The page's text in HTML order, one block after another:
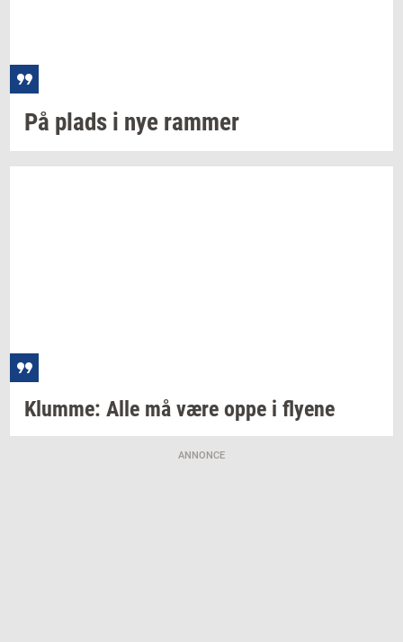
På plads i nye ram­mer
Klum­me: Alle må være oppe i fly­e­ne
ANNONCE